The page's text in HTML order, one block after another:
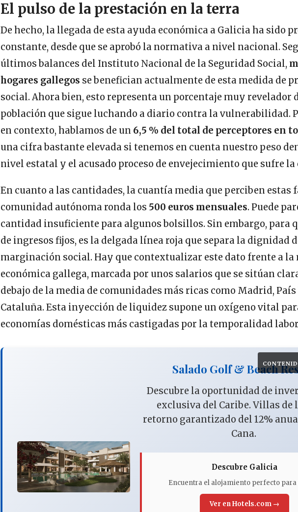
El pulso de la prestación en la terra
De hecho, la llegada de esta ayuda económica a Galicia ha sido
constante, desde que se aprobó la normativa a nivel nacional.
últimos balances del Instituto Nacional de la Seguridad Social,
hogares gallegos se benefician actualmente de esta medida de
social. Ahora bien, esto representa un porcentaje muy revelador
población que sigue luchando a diario contra la vulnerabilidad.
en contexto, hablamos de un 6,5 % del total de perceptores en
una cifra bastante elevada si tenemos en cuenta nuestro peso
nivel estatal y el acusado proceso de envejecimiento que sufre
En cuanto a las cantidades, la cuantía media que perciben estas
comunidad autónoma ronda los 500 euros mensuales. Puede
cantidad insuficiente para algunos bolsillos. Sin embargo, para
de ingresos fijos, es la delgada línea roja que separa la dignidad
marginación social. Hay que contextualizar este dato frente a la
económica gallega, marcada por unos salarios que se sitúan
debajo de la media de comunidades más ricas como Madrid, País
Cataluña. Esta inyección de liquidez supone un oxígeno vital
economías domésticas más castigadas por la temporalidad
Salado Golf & Beach
Descubre la oportunidad de
exclusiva del Caribe. Villas de
retorno garantizado del 12%
Cana.
Descubre Galicia
Encuentra el alojamiento perfecto para
Ver en Hotels.com →